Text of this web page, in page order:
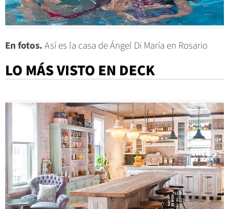
En fotos.Así es la casa de Ángel Di María en Rosario
LO MÁS VISTO EN DECK